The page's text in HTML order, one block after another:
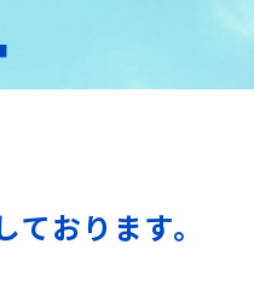
おります。